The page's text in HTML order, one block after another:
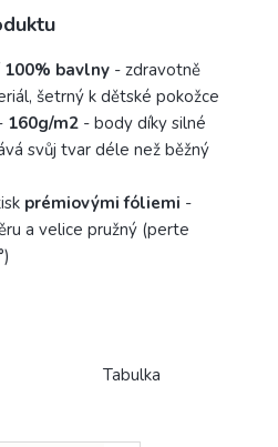
bavlny - zdravotně
šetrný k dětské pokožce
160g/m2 - body díky silné
svůj tvar déle než běžný
prémiovými fóliemi -
a velice pružný (perte